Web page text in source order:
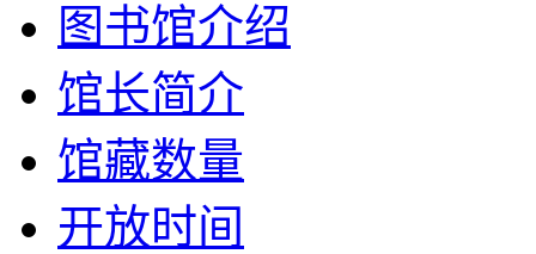
图书馆介绍
馆长简介
馆藏数量
开放时间